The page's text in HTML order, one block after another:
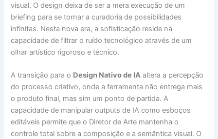
visual. O design deixa de ser a mera execução de um
briefing para se tornar a curadoria de possibilidades
infinitas. Nesta nova era, a sofisticação reside na
capacidade de filtrar o ruído tecnológico através de um
olhar artístico rigoroso e técnico.
A transição para o Design Nativo de IA altera a percepção
do processo criativo, onde a ferramenta não entrega mais
o produto final, mas sim um ponto de partida. A
capacidade de manipular outputs de IA como esboços
editáveis permite que o Diretor de Arte mantenha o
controle total sobre a composição e a semântica visual. O